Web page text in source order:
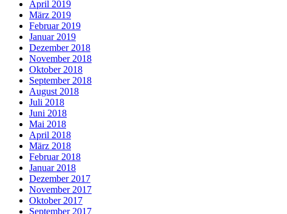
April 2019
März 2019
Februar 2019
Januar 2019
Dezember 2018
November 2018
Oktober 2018
September 2018
August 2018
Juli 2018
Juni 2018
Mai 2018
April 2018
März 2018
Februar 2018
Januar 2018
Dezember 2017
November 2017
Oktober 2017
September 2017